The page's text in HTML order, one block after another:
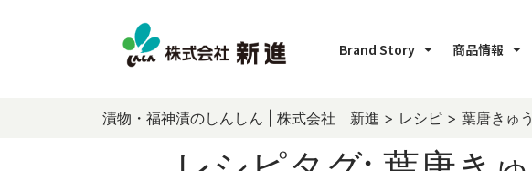
Brand Story 商品情報
漬物・福神漬のしんしん | 株式会社 新進 > レシピ > 葉唐きゅ